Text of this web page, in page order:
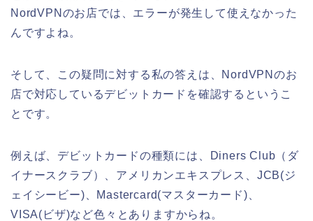
NordVPNのお店では、エラーが発生して使えなかった
んですよね。
そして、この疑問に対する私の答えは、NordVPNのお
店で対応しているデビットカードを確認するというこ
とです。
例えば、デビットカードの種類には、Diners Club（ダ
イナースクラブ）、アメリカンエキスプレス、JCB(ジ
ェイシービー)、Mastercard(マスターカード)、
VISA(ビザ)など色々とありますからね。